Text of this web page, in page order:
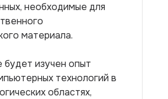
необходимые для
материала.
изучен опыт
технологий в
областях,